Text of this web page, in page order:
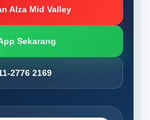
Alza Mid Valley
Sekarang
2776 2169